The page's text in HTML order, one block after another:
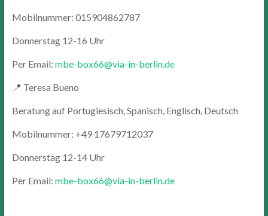
Mobilnummer: 015904862787
Donnerstag 12-16 Uhr
Per Email: mbe-box66@via-in-berlin.de
📍 Teresa Bueno
Beratung auf Portugiesisch, Spanisch, Englisch, Deutsch
Mobilnummer: +49 17679712037
Donnerstag 12-14 Uhr
Per Email: mbe-box66@via-in-berlin.de